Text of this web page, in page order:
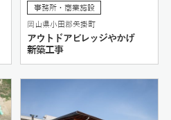
事務所・商業施設
岡山県小田郡矢掛町
アウトドアビレッジやかげ
新築工事